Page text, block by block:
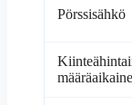
Pörssisähkö